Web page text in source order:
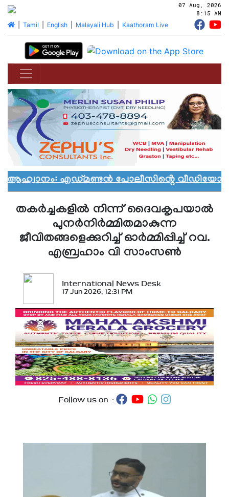
07 Aug, 2026
8:15 AM
| Tamil English| Malayali Hub Kaathoram Live
എഡ്മണ്ടൻ പോലീസിൻ്റെ വീഡിയോ
തകര്‍ച്ചകളില്‍ നിന്ന് ദൈവകൃപയാല്‍
പുനര്‍നിര്‍മ്മിതമാകുന്ന
ജീവിതങ്ങളെക്കുറിച്ച് ഓര്‍മ്മിപ്പിച്ച് റവ.
എബ്രഹാം വി സാംസണ്‍
International News Desk
17 Jun 2026, 12:31 PM
Follow us on :